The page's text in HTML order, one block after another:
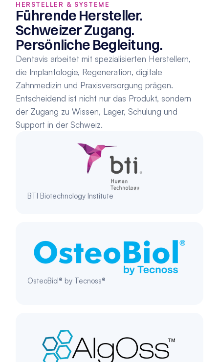
HERSTELLER & SYSTEME
Führende Hersteller.
Schweizer Zugang.
Persönliche Begleitung.
Dentavis arbeitet mit spezialisierten Herstellern,
die Implantologie, Regeneration, digitale
Zahnmedizin und Praxisversorgung prägen.
Entscheidend ist nicht nur das Produkt, sondern
der Zugang zu Wissen, Lager, Schulung und
Support in der Schweiz.
BTI Biotechnology Institute
OsteoBiol® by Tecnoss®